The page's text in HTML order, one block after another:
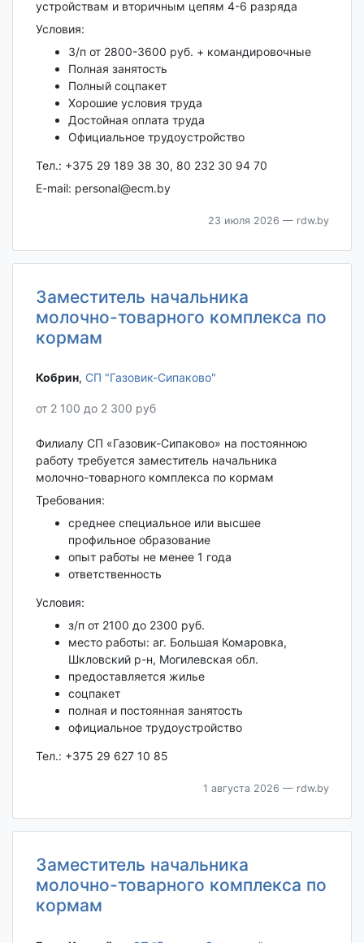
устройствам и вторичным цепям 4-6 разряда
Условия:
З/п от 2800-3600 руб. + командировочные
Полная занятость
Полный соцпакет
Хорошие условия труда
Достойная оплата труда
Официальное трудоустройство
Тел.: +375 29 189 38 30, 80 232 30 94 70
E-mail: personal@ecm.by
23 июля 2026 — rdw.by
Заместитель начальника
молочно-товарного комплекса по
кормам
Кобрин‎, СП "Газовик-Сипаково"
от 2 100 до 2 300 руб
Филиалу СП «Газовик-Сипаково» на постоянною
работу требуется заместитель начальника
молочно-товарного комплекса по кормам
Требования:
среднее специальное или высшее
профильное образование
опыт работы не менее 1 года
ответственность
Условия:
з/п от 2100 до 2300 руб.
место работы: аг. Большая Комаровка,
Шкловский р-н, Могилевская обл.
предоставляется жилье
соцпакет
полная и постоянная занятость
официальное трудоустройство
Тел.: +375 29 627 10 85
1 августа 2026 — rdw.by
Заместитель начальника
молочно-товарного комплекса по
кормам